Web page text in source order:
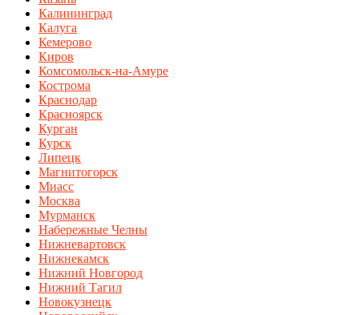
Калининград
Калуга
Кемерово
Киров
Комсомольск-на-Амуре
Кострома
Краснодар
Красноярск
Курган
Курск
Липецк
Магнитогорск
Миасс
Москва
Мурманск
Набережные Челны
Нижневартовск
Нижнекамск
Нижний Новгород
Нижний Тагил
Новокузнецк